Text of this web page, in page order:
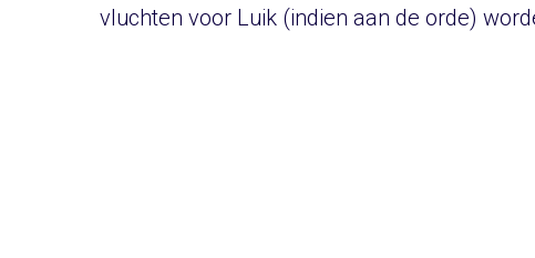
vluchten voor Luik (indien aan de orde)